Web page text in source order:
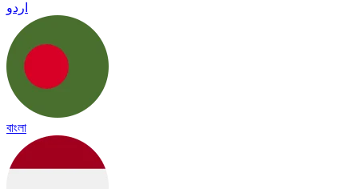
اردو
বাংলা